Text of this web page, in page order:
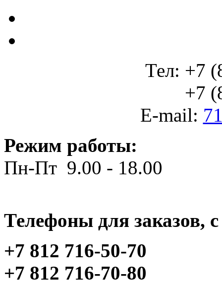
Тел: +7
+7
E-mail:
Режим работы:
Пн-Пт 9.00 - 18.00
Телефоны для заказов,
+7 812 716-50-70
+7 812 716-70-80